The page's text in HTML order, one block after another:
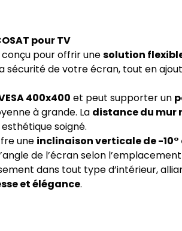
pour TV
pour offrir unesolution
de votre écran, tout en
400x400 et peut supporter un
à grande. La distance du mur
soigné.
une inclinaison verticale de -10°
de l’écran selon
dans tout type d’intérieur,
et élégance.